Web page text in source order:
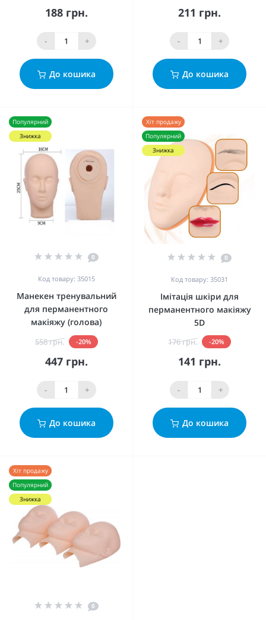
188 грн.
- +
До кошика
211 грн.
- +
До кошика
Популярний
Знижка
0
Код товару: 35015
Манекен тренувальний
для перманентного
макіяжу (голова)
558 грн. -20%
447 грн.
- +
До кошика
Хіт продажу
Популярний
Знижка
0
Код товару: 35031
Імітація шкіри для
перманентного макіяжу
5D
176 грн. -20%
141 грн.
- +
До кошика
Хіт продажу
Популярний
Знижка
0